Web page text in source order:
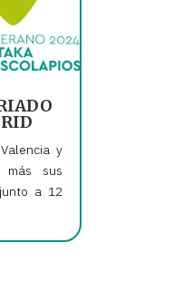
y
más sus
a 12